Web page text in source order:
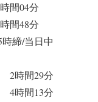
間04分
間48分
時締/当日中
2時間29分
4時間13分